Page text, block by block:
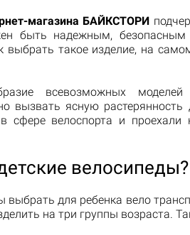
магазина БАЙКСТОРИ
быть надежным,
выбрать такое изделие, на
всевозможных
вызвать ясную
сфере велоспорта и
велосипеды?
для ребенка вело
на три группы возраста.